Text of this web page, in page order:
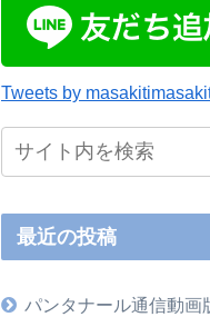
Tweets by
最近の投稿
パンタナール通信動